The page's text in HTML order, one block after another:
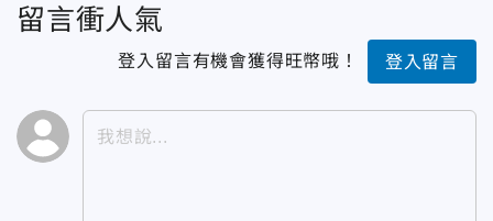
留言衝人氣
登入留言有機會獲得旺幣哦！ 登入留言